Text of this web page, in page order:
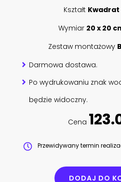
Kształt Kwadrat
Wymiar 20 x 20
Zestaw montażowy
Darmowa dostawa.
Po wydrukowaniu znak
będzie widoczny.
Cena
Przewidywany termin
DODAJ DO